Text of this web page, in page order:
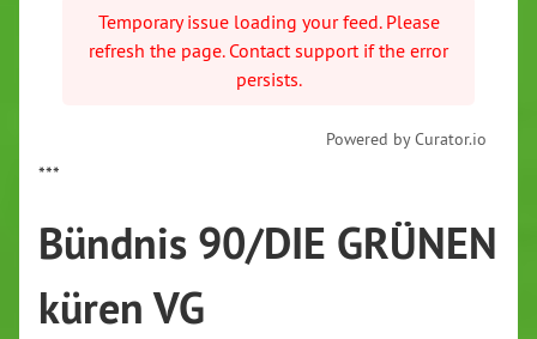
Temporary issue loading your feed. Please
refresh the page. Contact support if the error
persists.
Powered by Curator.io
***
Bündnis 90/DIE GRÜNEN
küren VG